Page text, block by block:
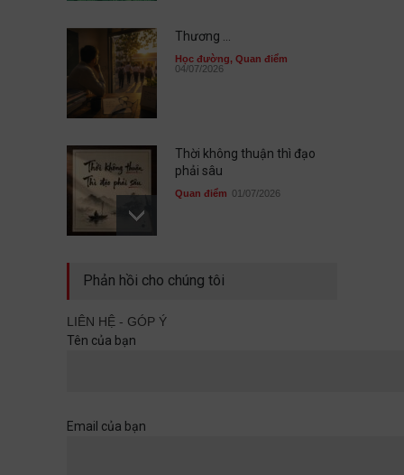
Thương ...
Học đường, Quan điểm
04/07/2026
Thời không thuận thì đạo
phải sâu
Quan điểm 01/07/2026
Sau cùng, mình đã không đi
cùng nhau
Phản hồi cho chúng tôi
LIÊN HỆ - GÓP Ý
Tên của bạn
Email của bạn